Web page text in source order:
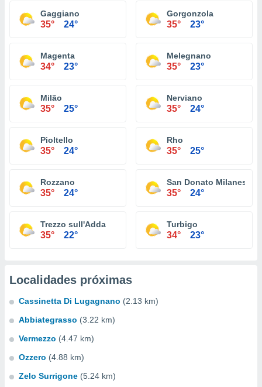
Gaggiano
35° 24°
Gorgonzola
35° 23°
Magenta
34° 23°
Melegnano
35° 23°
Milão
35° 25°
Nerviano
35° 24°
Pioltello
35° 24°
Rho
35° 25°
Rozzano
35° 24°
San Donato Milanese
35° 24°
Trezzo sull'Adda
35° 22°
Turbigo
34° 23°
Localidades próximas
Cassinetta Di Lugagnano (2.13 km)
Abbiategrasso (3.22 km)
Vermezzo (4.47 km)
Ozzero (4.88 km)
Zelo Surrigone (5.24 km)